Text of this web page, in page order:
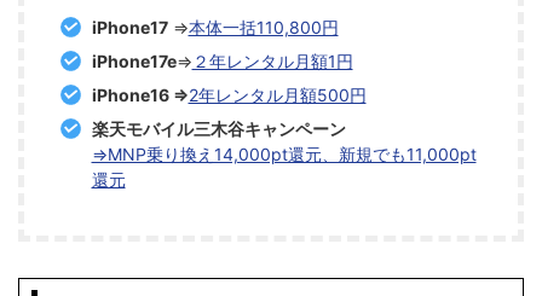
iPhone17⇒本体一括110,800円
iPhone17e⇒ ２年レンタル月額1円
iPhone16 ⇒2年レンタル月額500円
楽天モバイル三木谷キャンペーン
⇒MNP乗り換え14,000pt還元、新規でも11,000pt
還元